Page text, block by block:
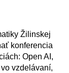
Žilinskej
konferencia
Open AI,
vzdelávaní,